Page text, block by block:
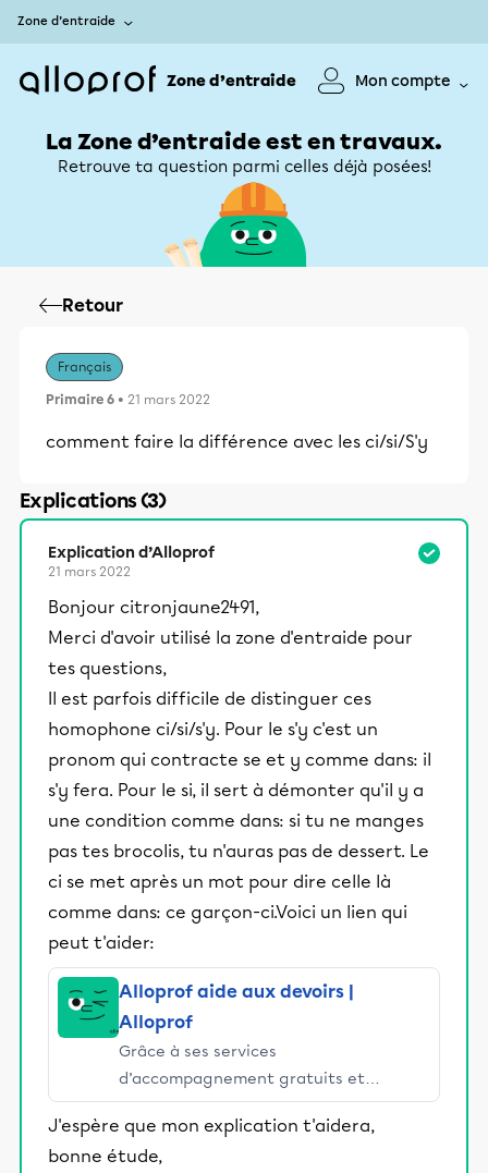
Zone d’entraide
Zone d’entraide Mon compte
La Zone d’entraide est en travaux.
Retrouve ta question parmi celles déjà posées!
Retour
Français
Primaire 6 • 21 mars 2022
comment faire la différence avec les ci/si/S'y
Explications (3)
Explication d’Alloprof
21 mars 2022
Bonjour citronjaune2491,
Merci d'avoir utilisé la zone d'entraide pour
tes questions,
Il est parfois difficile de distinguer ces
homophone ci/si/s'y. Pour le s'y c'est un
pronom qui contracte se et y comme dans: il
s'y fera. Pour le si, il sert à démonter qu'il y a
une condition comme dans: si tu ne manges
pas tes brocolis, tu n'auras pas de dessert. Le
ci se met après un mot pour dire celle là
comme dans: ce garçon-ci.Voici un lien qui
peut t'aider:
Alloprof aide aux devoirs |
Alloprof
Grâce à ses services
d’accompagnement gratuits et
stimulants, Alloprof engage les élèves
et leurs parents dans la réussite
éducative.
J'espère que mon explication t'aidera,
bonne étude,